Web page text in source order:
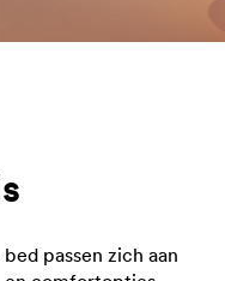
passen zich aan